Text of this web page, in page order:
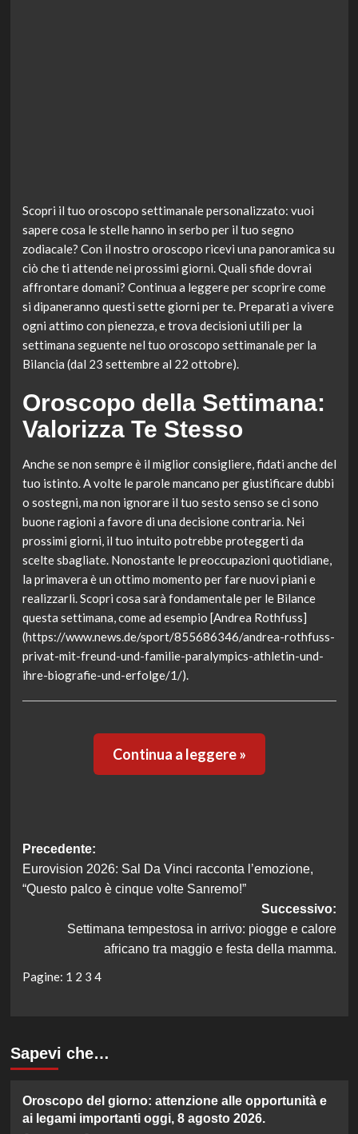
Scopri il tuo oroscopo settimanale personalizzato: vuoi
sapere cosa le stelle hanno in serbo per il tuo segno
zodiacale? Con il nostro oroscopo ricevi una panoramica su
ciò che ti attende nei prossimi giorni. Quali sfide dovrai
affrontare domani? Continua a leggere per scoprire come
si dipaneranno questi sette giorni per te. Preparati a vivere
ogni attimo con pienezza, e trova decisioni utili per la
settimana seguente nel tuo oroscopo settimanale per la
Bilancia (dal 23 settembre al 22 ottobre).
Oroscopo della Settimana:
Valorizza Te Stesso
Anche se non sempre è il miglior consigliere, fidati anche del
tuo istinto. A volte le parole mancano per giustificare dubbi
o sostegni, ma non ignorare il tuo sesto senso se ci sono
buone ragioni a favore di una decisione contraria. Nei
prossimi giorni, il tuo intuito potrebbe proteggerti da
scelte sbagliate. Nonostante le preoccupazioni quotidiane,
la primavera è un ottimo momento per fare nuovi piani e
realizzarli. Scopri cosa sarà fondamentale per le Bilance
questa settimana, come ad esempio [Andrea Rothfuss]
(https://www.news.de/sport/855686346/andrea-rothfuss-
privat-mit-freund-und-familie-paralympics-athletin-und-
ihre-biografie-und-erfolge/1/).
Continua a leggere »
Navigazione
articolo
Precedente:
Eurovision 2026: Sal Da Vinci racconta l’emozione,
“Questo palco è cinque volte Sanremo!”
Successivo:
Settimana tempestosa in arrivo: piogge e calore
africano tra maggio e festa della mamma.
Pagine: 1 2 3 4
Sapevi che…
Oroscopo del giorno: attenzione alle opportunità e
ai legami importanti oggi, 8 agosto 2026.